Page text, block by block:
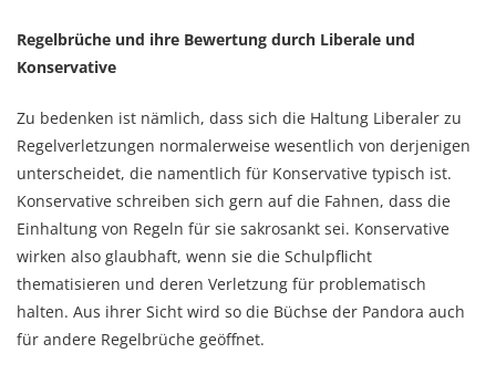
Regelbrüche und ihre Bewertung durch Liberale und
Konservative
Zu bedenken ist nämlich, dass sich die Haltung Liberaler zu
Regelverletzungen normalerweise wesentlich von derjenigen
unterscheidet, die namentlich für Konservative typisch ist.
Konservative schreiben sich gern auf die Fahnen, dass die
Einhaltung von Regeln für sie sakrosankt sei. Konservative
wirken also glaubhaft, wenn sie die Schulpflicht
thematisieren und deren Verletzung für problematisch
halten. Aus ihrer Sicht wird so die Büchse der Pandora auch
für andere Regelbrüche geöffnet.